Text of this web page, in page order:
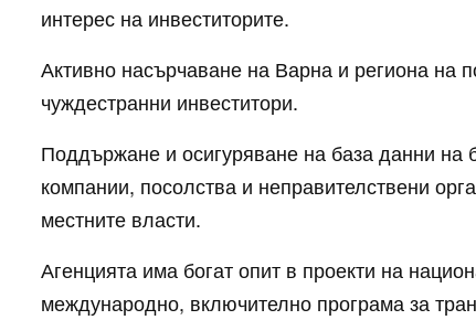
интерес на инвеститорите.
Активно насърчаване на Варна и региона на
чуждестранни инвеститори.
Поддържане и осигуряване на база данни на
компании, посолства и неправителствени
местните власти.
Агенцията има богат опит в проекти на
международно, включително програма за